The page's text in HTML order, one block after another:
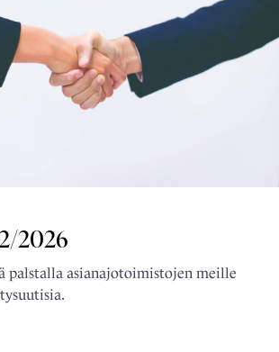
2026
palstalla asianajotoimistojen meille